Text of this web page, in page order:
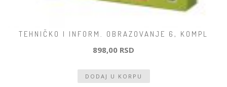
TEHNIČKO I INFORM. OBRAZOVANJE 6, KOMPL
898,00 RSD